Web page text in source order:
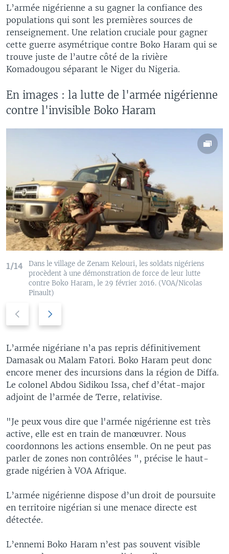
L’armée nigérienne a su gagner la confiance des
populations qui sont les premières sources de
renseignement. Une relation cruciale pour gagner
cette guerre asymétrique contre Boko Haram qui se
trouve juste de l’autre côté de la rivière
Komadougou séparant le Niger du Nigeria.
En images : la lutte de l'armée nigérienne
contre l'invisible Boko Haram
1/14
Dans le village de Zenam Kelouri, les soldats nigériens
procèdent à une démonstration de force de leur lutte
contre Boko Haram, le 29 février 2016. (VOA/Nicolas
Pinault)
v
i
o
u
s
l
i
d
e
t
s
l
i
d
L’armée nigériane n’a pas repris définitivement
Damasak ou Malam Fatori. Boko Haram peut donc
encore mener des incursions dans la région de Diffa.
Le colonel Abdou Sidikou Issa, chef d’état-major
adjoint de l’armée de Terre, relativise.
"Je peux vous dire que l'armée nigérienne est très
active, elle est en train de manœuvrer. Nous
coordonnons les actions ensemble. On ne peut pas
parler de zones non contrôlées ", précise le haut-
grade nigérien à VOA Afrique.
L’armée nigérienne dispose d’un droit de poursuite
en territoire nigérian si une menace directe est
détectée.
L’ennemi Boko Haram n’est pas souvent visible